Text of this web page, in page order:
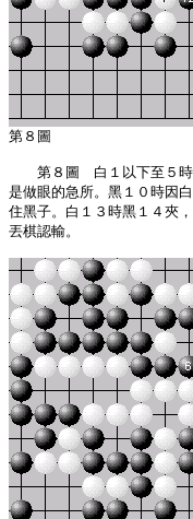
第８圖　白１以下至５時
是做眼的急所。黑１０時因
住黑子。白１３時黑１４夾
丟棋認輸。